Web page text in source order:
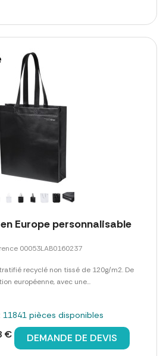
Europe personnalisable
00053LAB0160237
recyclé non tissé de 120g/m2. De
européenne, avec une...
11841 pièces disponibles
€ DEMANDE DE DEVIS